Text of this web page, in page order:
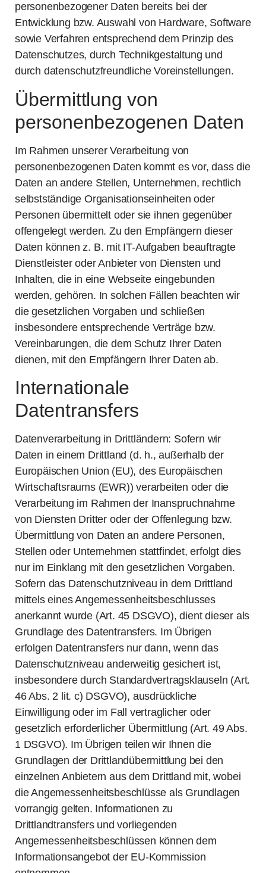
personenbezogener Daten bereits bei der
Entwicklung bzw. Auswahl von Hardware, Software
sowie Verfahren entsprechend dem Prinzip des
Datenschutzes, durch Technikgestaltung und
durch datenschutzfreundliche Voreinstellungen.
Übermittlung von
personenbezogenen Daten
Im Rahmen unserer Verarbeitung von
personenbezogenen Daten kommt es vor, dass die
Daten an andere Stellen, Unternehmen, rechtlich
selbstständige Organisationseinheiten oder
Personen übermittelt oder sie ihnen gegenüber
offengelegt werden. Zu den Empfängern dieser
Daten können z. B. mit IT-Aufgaben beauftragte
Dienstleister oder Anbieter von Diensten und
Inhalten, die in eine Webseite eingebunden
werden, gehören. In solchen Fällen beachten wir
die gesetzlichen Vorgaben und schließen
insbesondere entsprechende Verträge bzw.
Vereinbarungen, die dem Schutz Ihrer Daten
dienen, mit den Empfängern Ihrer Daten ab.
Internationale
Datentransfers
Datenverarbeitung in Drittländern: Sofern wir
Daten in einem Drittland (d. h., außerhalb der
Europäischen Union (EU), des Europäischen
Wirtschaftsraums (EWR)) verarbeiten oder die
Verarbeitung im Rahmen der Inanspruchnahme
von Diensten Dritter oder der Offenlegung bzw.
Übermittlung von Daten an andere Personen,
Stellen oder Unternehmen stattfindet, erfolgt dies
nur im Einklang mit den gesetzlichen Vorgaben.
Sofern das Datenschutzniveau in dem Drittland
mittels eines Angemessenheitsbeschlusses
anerkannt wurde (Art. 45 DSGVO), dient dieser als
Grundlage des Datentransfers. Im Übrigen
erfolgen Datentransfers nur dann, wenn das
Datenschutzniveau anderweitig gesichert ist,
insbesondere durch Standardvertragsklauseln (Art.
46 Abs. 2 lit. c) DSGVO), ausdrückliche
Einwilligung oder im Fall vertraglicher oder
gesetzlich erforderlicher Übermittlung (Art. 49 Abs.
1 DSGVO). Im Übrigen teilen wir Ihnen die
Grundlagen der Drittlandübermittlung bei den
einzelnen Anbietern aus dem Drittland mit, wobei
die Angemessenheitsbeschlüsse als Grundlagen
vorrangig gelten. Informationen zu
Drittlandtransfers und vorliegenden
Angemessenheitsbeschlüssen können dem
Informationsangebot der EU-Kommission